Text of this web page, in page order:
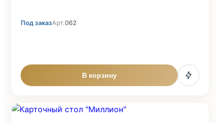
Под заказАрт.062
В корзину